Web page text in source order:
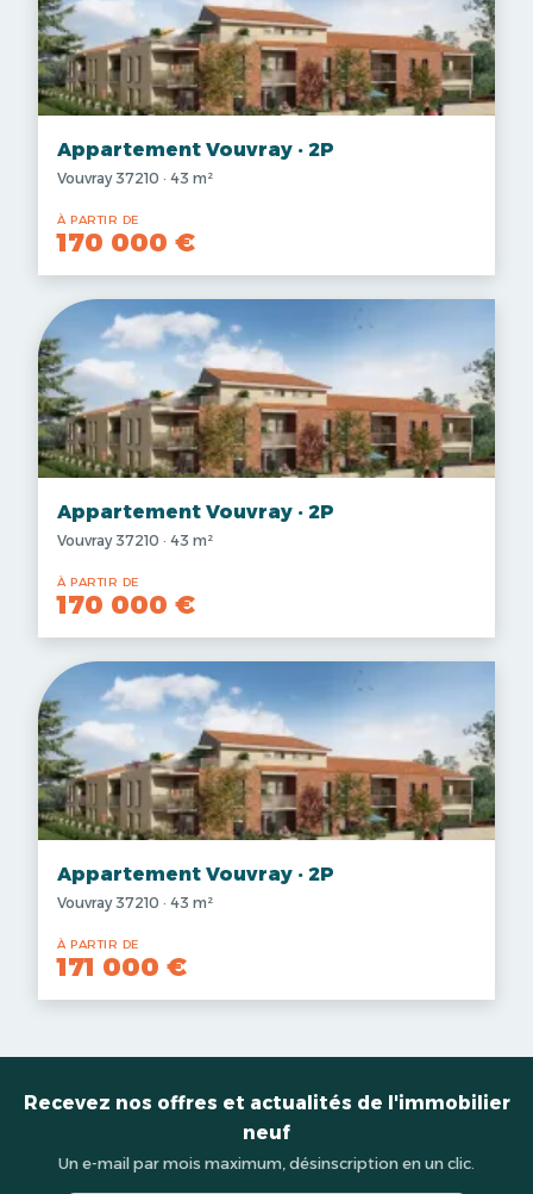
Appartement Vouvray · 2P
Vouvray 37210 · 43 m²
À PARTIR DE
170 000 €
Appartement Vouvray · 2P
Vouvray 37210 · 43 m²
À PARTIR DE
170 000 €
Appartement Vouvray · 2P
Vouvray 37210 · 43 m²
À PARTIR DE
171 000 €
Recevez nos offres et actualités de l'immobilier
neuf
Un e-mail par mois maximum, désinscription en un clic.